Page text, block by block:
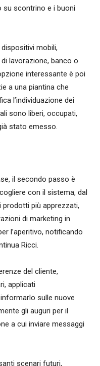
su scontrino e i buoni
mobili,
lavorazione, banco o
interessante è poi
a una piantina che
l’individuazione dei
sono liberi, occupati,
stato emesso.
il secondo passo è
con il sistema, dal
più apprezzati,
di marketing in
l’aperitivo, notificando
Ricci.
del cliente,
applicati
sulle nuove
gli auguri per il
a cui inviare messaggi
scenari futuri,